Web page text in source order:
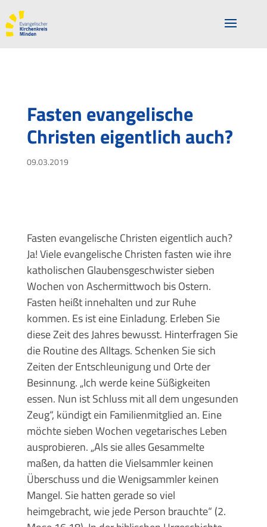
Fasten evangelische
Christen eigentlich auch?
09.03.2019
Fasten evangelische Christen eigentlich auch?
Ja! Viele evangelische Christen fasten wie ihre
katholischen Glaubensgeschwister sieben
Wochen von Aschermittwoch bis Ostern.
Fasten heißt innehalten und zur Ruhe
kommen. Es ist eine Einladung. Erleben Sie
diese Zeit des Jahres bewusst. Hinterfragen Sie
die Routine des Alltags. Schenken Sie sich
Zeiten der Entschleunigung und Orte der
Besinnung. „Ich werde keine Süßigkeiten
essen. Nun ist Schluss mit all dem ungesunden
Zeug“, kündigt ein Familienmitglied an. Eine
möchte sieben Wochen vegetarisches Leben
ausprobieren. „Als sie alles Gesammelte
maßen, da hatten die Vielsammler keinen
Überschuss und die Wenigsammler keinen
Mangel. Sie hatten gerade so viel
heimgebracht, wie jede Person brauchte“ (2.